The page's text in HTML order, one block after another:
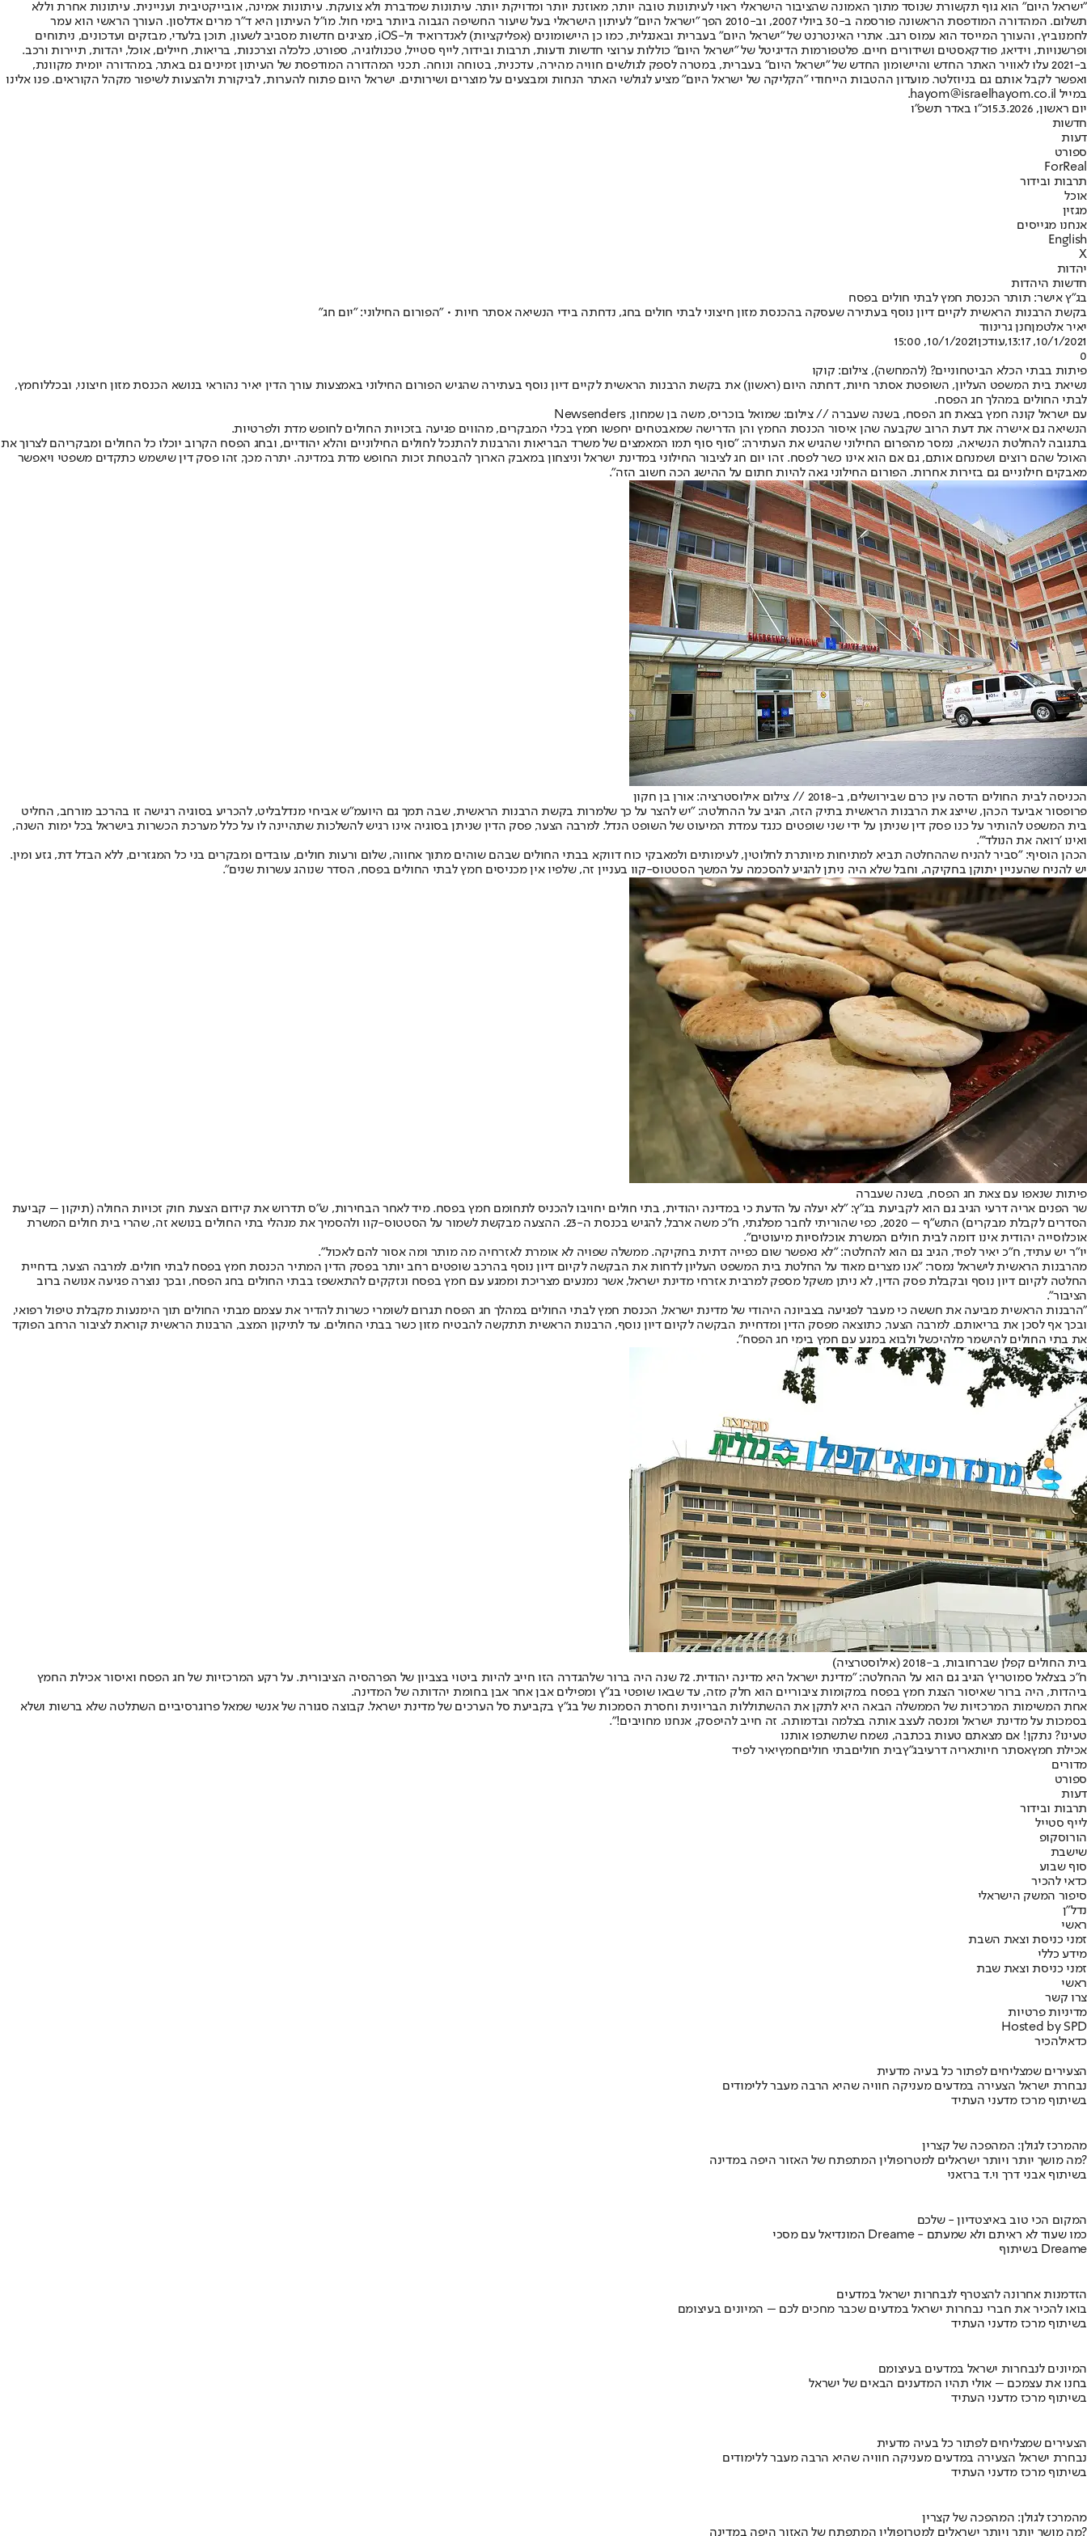
"ישראל היום" הוא גוף תקשורת שנוסד מתוך האמונה שהציבור הישראלי ראוי לעיתונות טובה יותר, מאוזנת יותר ומדויקת יותר. עיתונות שמדברת ולא צועקת. עיתונות אמינה, אובייקטיבית ועניינית. עיתונות אחרת וללא
תשלום. המהדורה המודפסת הראשונה פורסמה ב-30 ביולי 2007, וב-2010 הפך "ישראל היום" לעיתון הישראלי בעל שיעור החשיפה הגבוה ביותר בימי חול. מו"ל העיתון היא ד"ר מרים אדלסון. העורך הראשי הוא עמר
לחמנוביץ, והעורך המייסד הוא עמוס רגב. אתרי האינטרנט של "ישראל היום" בעברית ובאנגלית, כמו כן היישומונים (אפליקציות) לאנדרואיד ול-iOS, מציגים חדשות מסביב לשעון, תוכן בלעדי, מבזקים ועדכונים, ניתוחים
ופרשנויות, וידיאו, פודקאסטים ושידורים חיים. פלטפורמות הדיגיטל של "ישראל היום" כוללות ערוצי חדשות ודעות, תרבות ובידור, לייף סטייל, טכנולוגיה, ספורט, כלכלה וצרכנות, בריאות, חיילים, אוכל, יהדות, תיירות ורכב.
ב-2021 עלו לאוויר האתר החדש והיישומון החדש של "ישראל היום" בעברית, במטרה לספק לגולשים חוויה מהירה, עדכנית, בטוחה ונוחה. תכני המהדורה המודפסת של העיתון זמינים גם באתר, במהדורה יומית מקוונת,
ואפשר לקבל אותם גם בניוזלטר. מועדון ההטבות הייחודי "הקליקה של ישראל היום" מציע לגולשי האתר הנחות ומבצעים על מוצרים ושירותים. ישראל היום פתוח להערות, לביקורת ולהצעות לשיפור מקהל הקוראים. פנו אלינו
במייל hayom@israelhayom.co.il.
יום ראשון, 15.3.2026
כ"ו באדר תשפ"ו
חדשות
דעות
ספורט
ForReal
תרבות ובידור
אוכל
מגזין
אנחנו מגייסים
English
X
יהדות
חדשות היהדות
בג"ץ אישר: תותר הכנסת חמץ לבתי חולים בפסח
בקשת הרבנות הראשית לקיים דיון נוסף בעתירה שעסקה בהכנסת מזון חיצוני לבתי חולים בחג, נדחתה בידי הנשיאה אסתר חיות • "הפורום החילוני: "יום חג"
יאיר אלטמןחנן גרינווד
10/1/2021, 13:17
,עודכן10/1/2021, 15:00
0
פיתות בבתי הכלא הביטחוניים? (להמחשה), צילום: קוקו
נשיאת בית המשפט העליון, השופטת אסתר חיות, דחתה היום (ראשון) את בקשת הרבנות הראשית לקיים דיון נוסף בעתירה שהגיש הפורום החילוני באמצעות עורך הדין יאיר נהוראי בנושא הכנסת מזון חיצוני, ובכללוחמץ,
לבתי החולים במהלך חג הפסח.
עם ישראל קונה חמץ בצאת חג הפסח, בשנה שעברה // צילום: שמואל בוכריס, משה בן שמחון, Newsenders
הנשיאה גם אישרה את דעת הרוב שקבעה שהן איסור הכנסת החמץ והן הדרישה שמאבטחים יחפשו חמץ בכלי המבקרים, מהווים פגיעה בזכויות החולים לחופש מדת ולפרטיות.
בתגובה להחלטת הנשיאה, נמסר מהפרום החילוני שהגיש את העתירה: "סוף סוף תמו המאמצים של משרד הבריאות והרבנות להתנכל לחולים החילוניים והלא יהודיים, ובחג הפסח הקרוב יוכלו כל החולים ומבקריהם לצרוך את
האוכל שהם רוצים ושמנחם אותם, גם אם הוא אינו כשר לפסח. זהו יום חג לציבור החילוני במדינת ישראל וניצחון במאבק הארוך להבטחת זכות החופש מדת במדינה. יתרה מכך, זהו פסק דין שישמש כתקדים משפטי ויאפשר
מאבקים חילוניים גם בזירות אחרות. הפורום החילוני גאה להיות חתום על ההישג הכה חשוב הזה".
הכניסה לבית החולים הדסה עין כרם שבירושלים, ב-2018 // צילום אילוסטרציה: אורן בן חקון
פרופסור אביעד הכהן, שייצג את הרבנות הראשית בתיק הזה, הגיב על ההחלטה: "יש להצר על כך שלמרות בקשת הרבנות הראשית, שבה תמך גם היועמ"ש אביחי מנדלבליט, להכריע בסוגיה רגישה זו בהרכב מורחב, החליט
בית המשפט להותיר על כנו פסק דין שניתן על ידי שני שופטים כנגד עמדת המיעוט של השופט הנדל. למרבה הצער, פסק הדין שניתן בסוגיה אינו רגיש להשלכות שתהיינה לו על כלל מערכת הכשרות בישראל בכל ימות השנה,
ואינו 'רואה את הנולד'".
הכהן הוסיף: "סביר להניח שההחלטה תביא למתיחות מיותרת לחלוטין, לעימותים ולמאבקי כוח דווקא בבתי החולים שבהם שוהים מתוך אחווה, שלום ורעות חולים, עובדים ומבקרים בני כל המגזרים, ללא הבדל דת, גזע ומין.
יש להניח שהעניין יתוקן בחקיקה, וחבל שלא היה ניתן להגיע להסכמה על המשך הסטטוס-קוו בעניין זה, שלפיו אין מכניסים חמץ לבתי החולים בפסח, הסדר שנוהג עשרות שנים".
פיתות שנאפו עם צאת חג הפסח, בשנה שעברה
שר הפנים אריה דרעי הגיב גם הוא לקביעת בג"ץ: "לא יעלה על הדעת כי במדינה יהודית, בתי חולים יחויבו להכניס לתחומם חמץ בפסח. מיד לאחר הבחירות, ש"ס תדרוש את קידום הצעת חוק זכויות החולה (תיקון – קביעת
הסדרים לקבלת מבקרים) התש"ף – 2020, כפי שהוריתי לחבר מפלגתי, ח"כ משה ארבל, להגיש בכנסת ה-23. ההצעה מבקשת לשמור על הסטטוס-קוו ולהסמיך את מנהלי בתי החולים בנושא זה, שהרי בית חולים המשרת
אוכלוסייה יהודית אינו דומה לבית חולים המשרת אוכלוסיות מיעוטים".
יו"ר יש עתיד, ח"כ יאיר לפיד, הגיב גם הוא להחלטה: "לא נאפשר שום כפייה דתית בחקיקה. ממשלה שפויה לא אומרת לאזרחיה מה מותר ומה אסור להם לאכול".
מהרבנות הראשית לישראל נמסר: "אנו מצרים מאוד על החלטת בית המשפט העליון לדחות את הבקשה לקיום דיון נוסף בהרכב שופטים רחב יותר בפסק הדין המתיר הכנסת חמץ בפסח לבתי חולים. למרבה הצער, בדחיית
החלטה לקיום דיון נוסף ובקבלת פסק הדין, לא ניתן משקל מספק למרבית אזרחי מדינת ישראל, אשר נמנעים מצריכת וממגע עם חמץ בפסח ונזקקים להתאשפז בבתי החולים בחג הפסח, ובכך נוצרה פגיעה אנושה ברוב
הציבור".
"הרבנות הראשית מביעה את חששה כי מעבר לפגיעה בצביונה היהודי של מדינת ישראל, הכנסת חמץ לבתי החולים במהלך חג הפסח תגרום לשומרי כשרות להדיר את עצמם מבתי החולים תוך הימנעות מקבלת טיפול רפואי,
ובכך אף לסכן את בריאותם. למרבה הצער, כתוצאה מפסק הדין ומדחיית הבקשה לקיום דיון נוסף, הרבנות הראשית תתקשה להבטיח מזון כשר בבתי החולים. עד לתיקון המצב, הרבנות הראשית קוראת לציבור הרחב הפוקד
את בתי החולים להישמר מלהיכשל ולבוא במגע עם חמץ בימי חג הפסח".
בית החולים קפלן שברחובות, ב-2018 (אילוסטרציה)
ח"כ בצלאל סמוטריץ' הגיב גם הוא על ההחלטה: "‏מדינת ישראל היא מדינה יהודית. 72 שנה היה ברור שלהגדרה הזו חייב להיות ביטוי בצביון של הפרהסיה הציבורית. על רקע המרכזיות של חג הפסח ואיסור אכילת החמץ
ביהדות, היה ברור שאיסור הצגת חמץ בפסח במקומות ציבוריים הוא חלק מזה, עד שבאו שופטי בג"ץ ומפילים אבן אחר אבן בחומת יהדותה של המדינה.
‏אחת המשימות המרכזיות של הממשלה הבאה היא לתקן את ההשתוללות הבריונית וחסרת הסמכות של בג"ץ בקביעת סל הערכים של מדינת ישראל. קבוצה סגורה של אנשי שמאל פרוגרסיביים השתלטה שלא ברשות ושלא
בסמכות על מדינת ישראל ומנסה לעצב אותה בצלמה ובדמותה. זה חייב להיפסק, אנחנו מחויבים!".
טעינו? נתקן! אם מצאתם טעות בכתבה, נשמח שתשתפו אותנו
אכילת חמץאסתר חיותאריה דרעיבג"ץבית חוליםבתי חוליםחמץיאיר לפיד
מדורים
ספורט
דעות
תרבות ובידור
לייף סטייל
הורוסקופ
שישבת
סוף שבוע
כדאי להכיר
סיפור המשק הישראלי
נדל"ן
ראשי
זמני כניסת וצאת השבת
מידע כללי
זמני כניסת וצאת שבת
ראשי
צרו קשר
מדיניות פרטיות
Hosted by SPD
כדאילהכיר
הצעירים שמצליחים לפתור כל בעיה מדעית
נבחרת ישראל הצעירה במדעים מעניקה חוויה שהיא הרבה מעבר ללימודים
בשיתוף מרכז מדעני העתיד
מהמרכז לגולן: המהפכה של קצרין
מה מושך יותר ויותר ישראלים למטרופולין המתפתח של האזור היפה במדינה?
בשיתוף אבני דרך וי.ד ברזאני
המקום הכי טוב באיצטדיון - שלכם
המונדיאל עם מסכי Dreame - כמו שעוד לא ראיתם ולא שמעתם
בשיתוף Dreame
הזדמנות אחרונה להצטרף לנבחרות ישראל במדעים
בואו להכיר את חברי נבחרות ישראל במדעים שכבר מחכים לכם – המיונים בעיצומם
בשיתוף מרכז מדעני העתיד
המיונים לנבחרות ישראל במדעים בעיצומם
בחנו את עצמכם – אולי תהיו המדענים הבאים של ישראל
בשיתוף מרכז מדעני העתיד
הצעירים שמצליחים לפתור כל בעיה מדעית
נבחרת ישראל הצעירה במדעים מעניקה חוויה שהיא הרבה מעבר ללימודים
בשיתוף מרכז מדעני העתיד
מהמרכז לגולן: המהפכה של קצרין
מה מושך יותר ויותר ישראלים למטרופולין המתפתח של האזור היפה במדינה?